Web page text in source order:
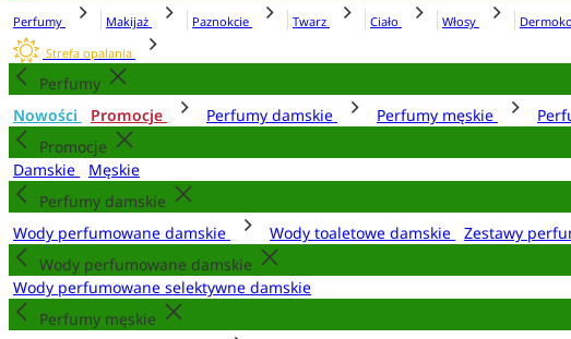
Perfumy Makijaż Paznokcie Twarz Ciało Włosy
Strefa opalania
Perfumy
Nowości
Promocje Perfumy damskie Perfumy męskie
Promocje
Damskie
Męskie
Perfumy damskie
Wody perfumowane damskie
Wody toaletowe damskie
Zestawy
Wody perfumowane damskie
Wody perfumowane selektywne damskie
Perfumy męskie